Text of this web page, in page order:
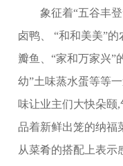
象征着“五谷丰
卤鸭、 “和和美美”
瓣鱼、“家和万家兴”
幼”土味蒸水蛋等等
味让业主们大快朵颐
品着新鲜出笼的纳福
从菜肴的搭配上表示